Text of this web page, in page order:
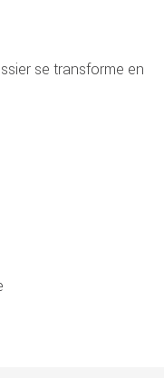
se transforme en